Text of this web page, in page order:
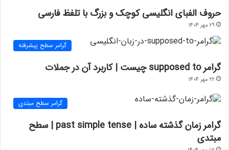
حروف الفبای انگلیسی کوچک و بزرگ با تلفظ فارسی
29 مهر 1404
گرامر سطح پیشرفته
گرامر supposed to چیست | کاربرد آن در جملات
22 مهر 1404
گرامر سطح مبتدی
گرامر زمان گذشته ساده | past simple tense | سطح
مبتدی